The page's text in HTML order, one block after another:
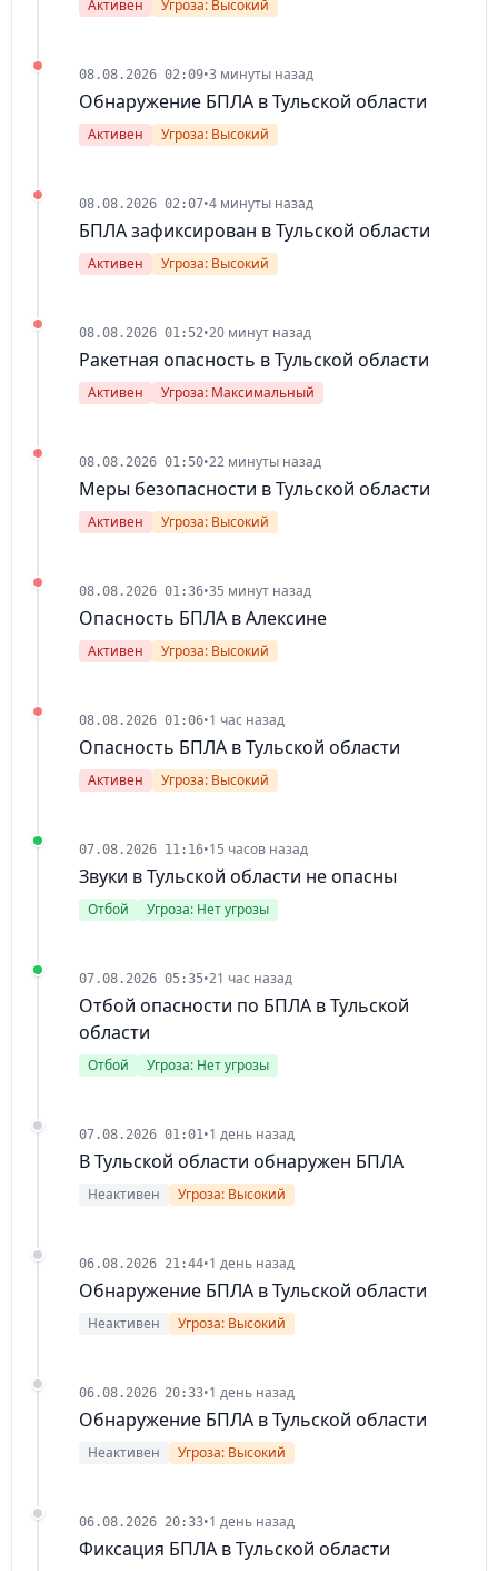
Активен Угроза: Высокий
08.08.2026 02:09•3 минуты назад
Обнаружение БПЛА в Тульской области
Активен Угроза: Высокий
08.08.2026 02:07•4 минуты назад
БПЛА зафиксирован в Тульской области
Активен Угроза: Высокий
08.08.2026 01:52•20 минут назад
Ракетная опасность в Тульской области
Активен Угроза: Максимальный
08.08.2026 01:50•22 минуты назад
Меры безопасности в Тульской области
Активен Угроза: Высокий
08.08.2026 01:36•35 минут назад
Опасность БПЛА в Алексине
Активен Угроза: Высокий
08.08.2026 01:06•1 час назад
Опасность БПЛА в Тульской области
Активен Угроза: Высокий
07.08.2026 11:16•15 часов назад
Звуки в Тульской области не опасны
Отбой Угроза: Нет угрозы
07.08.2026 05:35•21 час назад
Отбой опасности по БПЛА в Тульской
области
Отбой Угроза: Нет угрозы
07.08.2026 01:01•1 день назад
В Тульской области обнаружен БПЛА
Неактивен Угроза: Высокий
06.08.2026 21:44•1 день назад
Обнаружение БПЛА в Тульской области
Неактивен Угроза: Высокий
06.08.2026 20:33•1 день назад
Обнаружение БПЛА в Тульской области
Неактивен Угроза: Высокий
06.08.2026 20:33•1 день назад
Фиксация БПЛА в Тульской области